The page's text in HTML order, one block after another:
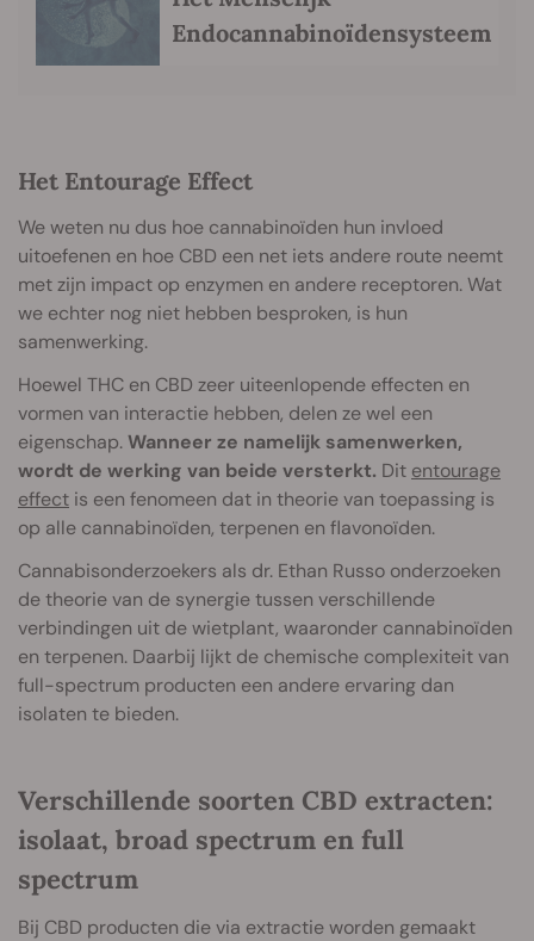
Endocannabinoïdensysteem
Het Entourage Effect
We weten nu dus hoe cannabinoïden hun invloed
uitoefenen en hoe CBD een net iets andere route neemt
met zijn impact op enzymen en andere receptoren. Wat
we echter nog niet hebben besproken, is hun
samenwerking.
Hoewel THC en CBD zeer uiteenlopende effecten en
vormen van interactie hebben, delen ze wel een
eigenschap.Wanneer ze namelijk samenwerken,
wordt de werking van beide versterkt. Dit entourage
effect is een fenomeen dat in theorie van toepassing is
op alle cannabinoïden, terpenen en flavonoïden.
Cannabisonderzoekers als dr. Ethan Russo onderzoeken
de theorie van de synergie tussen verschillende
verbindingen uit de wietplant, waaronder cannabinoïden
en terpenen. Daarbij lijkt de chemische complexiteit van
full-spectrum producten een andere ervaring dan
isolaten te bieden.
Verschillende soorten CBD extracten:
isolaat, broad spectrum en full
spectrum
Bij CBD producten die via extractie worden gemaakt